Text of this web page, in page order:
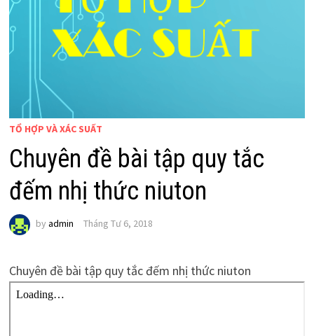
TỔ HỢP VÀ XÁC SUẤT
Chuyên đề bài tập quy tắc
đếm nhị thức niuton
by admin Tháng Tư 6, 2018
Chuyên đề bài tập quy tắc đếm nhị thức niuton